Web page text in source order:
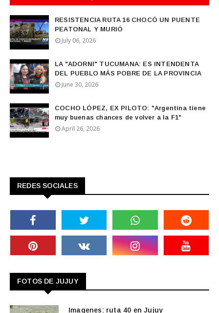
RESISTENCIA RUTA 16 CHOCÓ UN PUENTE
PEATONAL Y MURIÓ
July 06, 2026
LA "ADORNI" TUCUMANA: ES INTENDENTA
DEL PUEBLO MÁS POBRE DE LA PROVINCIA
June 30, 2026
COCHO LÓPEZ, EX PILOTO: "Argentina tiene
muy buenas chances de volver a la F1"
April 26, 2026
REDES SOCIALES
FOTOS DE JUJUY
Imagenes: ruta 40 en Jujuy